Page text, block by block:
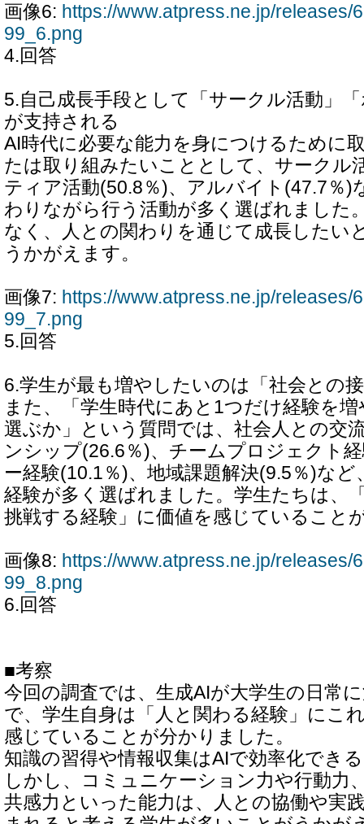
画像6: https://www.atpress.ne.jp/releases/
99_6.png
4.回答
5.自己成長手段として「サークル活動」
が支持される
AI時代に必要な能力を身につけるために
たは取り組みたいこととして、サークル
ティア活動(50.8％)、アルバイト(47.7％)
わりながら行う活動が多く選ばれました
なく、人との関わりを通じて成長したい
うかがえます。
画像7: https://www.atpress.ne.jp/releases/
99_7.png
5.回答
6.学生が最も増やしたいのは「社会との
また、「学生時代にあと1つだけ経験を
選ぶか」という質問では、社会人との交
ンシップ(26.6％)、チームプロジェクト
ー経験(10.1％)、地域課題解決(9.5％)な
経験が多く選ばれました。学生たちは、
挑戦する経験」に価値を感じていること
画像8: https://www.atpress.ne.jp/releases/
99_8.png
6.回答
■考察
今回の調査では、生成AIが大学生の日常
で、学生自身は「人と関わる経験」にこ
感じていることが分かりました。
知識の習得や情報収集はAIで効率化でき
しかし、コミュニケーション力や行動力
共感力といった能力は、人との協働や実